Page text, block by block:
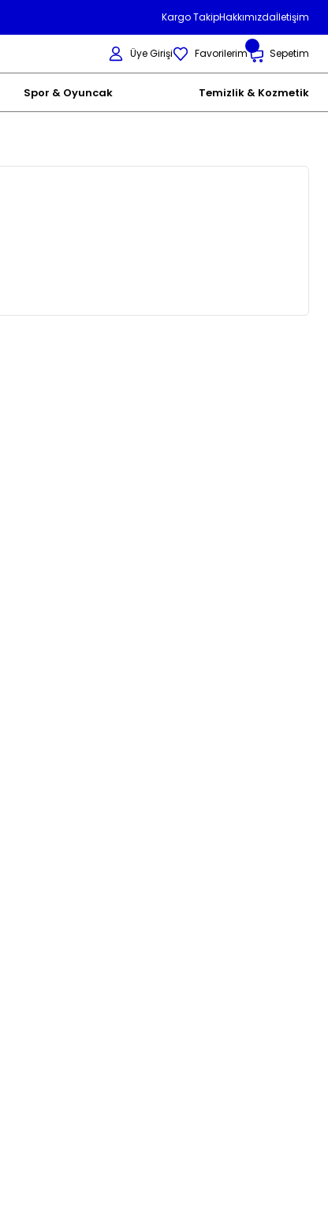
Kargo TakipHakkımızdaİletişim
Üye Girişi Favorilerim Sepetim
Spor & Oyuncak Temizlik & Kozmetik